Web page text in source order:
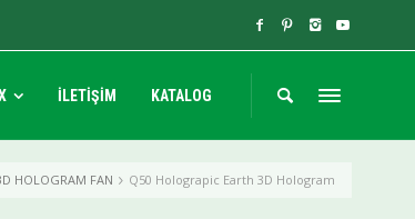
İLETİŞİM KATALOG
HOLOGRAM FAN Q50 Holograpic Earth 3D Hologram